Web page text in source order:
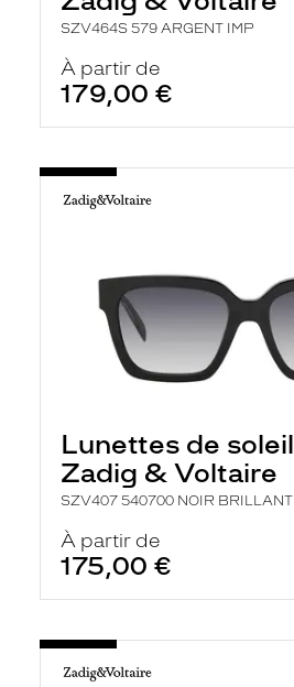
SZV464S 579 ARGENT IMP
À partir de
179,00 €
Lunettes de soleil
Zadig & Voltaire
SZV407 540700 NOIR BRILLANT
À partir de
175,00 €